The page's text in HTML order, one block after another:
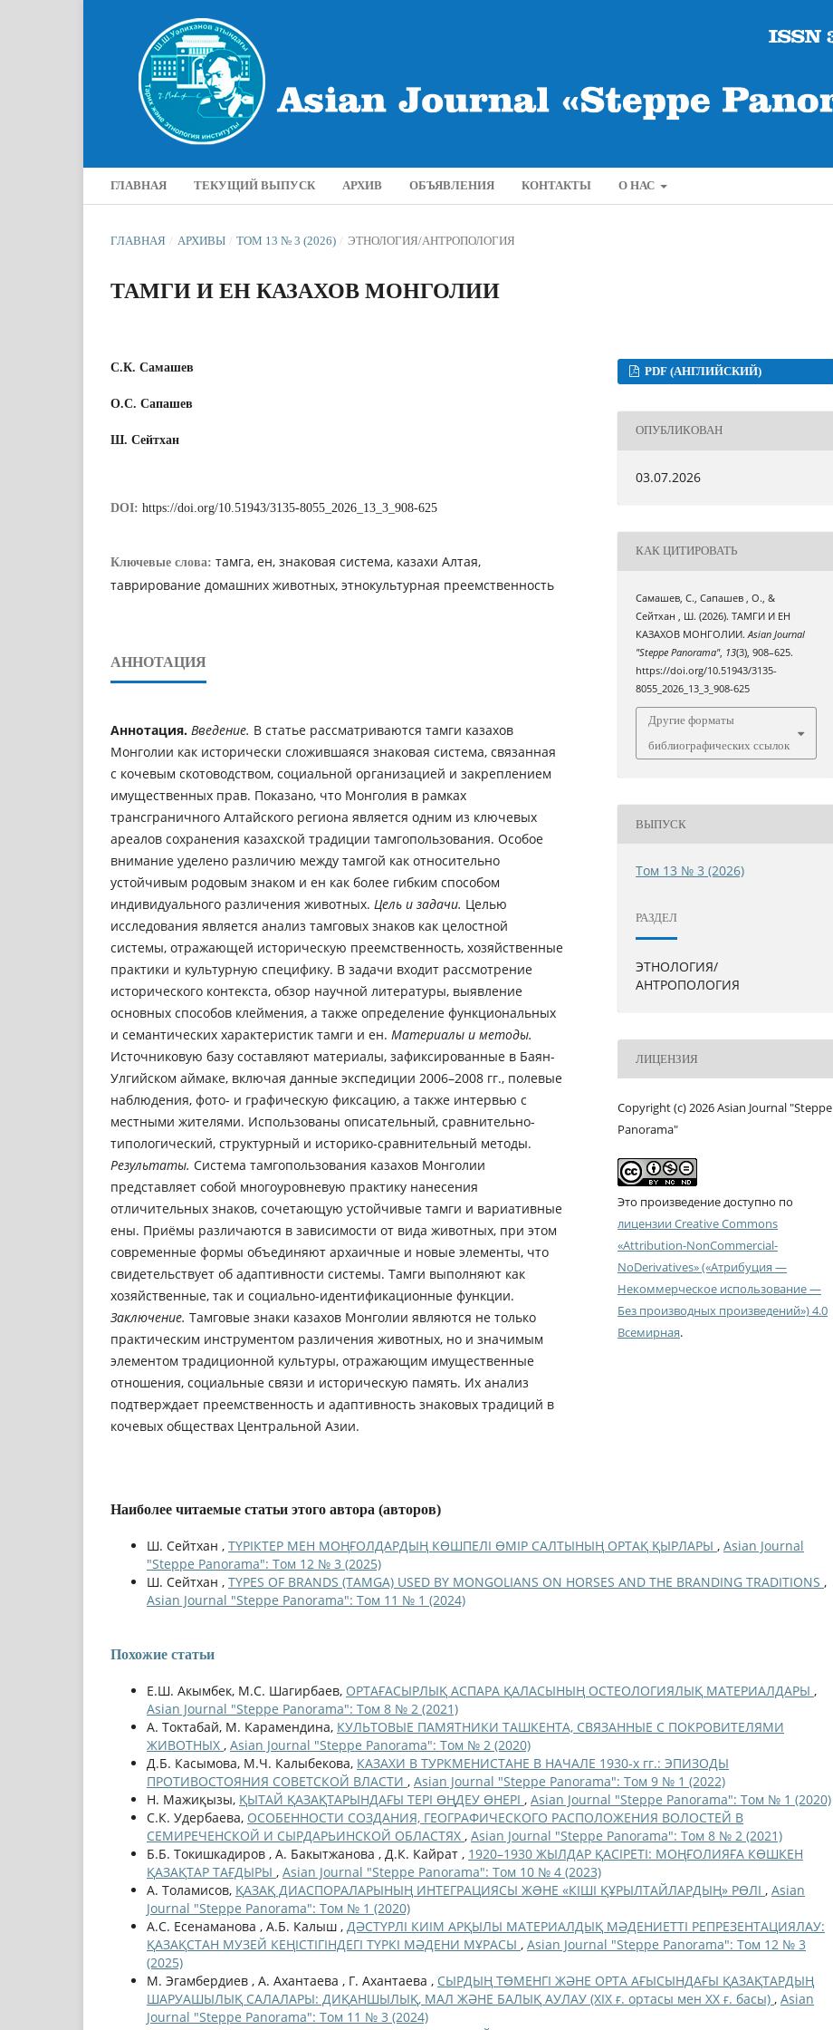
ГЛАВНАЯ ТЕКУЩИЙ ВЫПУСК АРХИВ ОБЪЯВЛЕНИЯ КОНТАКТЫ О НАС
ГЛАВНАЯ / АРХИВЫ / ТОМ 13 № 3 (2026) / ЭТНОЛОГИЯ/АНТРОПОЛОГИЯ
ТАМГИ И ЕН КАЗАХОВ МОНГОЛИИ
С.К. Самашев
О.С. Сапашев
Ш. Сейтхан
DOI: https://doi.org/10.51943/3135-8055_2026_13_3_908-625
Ключевые слова: тамга, ен, знаковая система, казахи Алтая,
таврирование домашних животных, этнокультурная преемственность
АННОТАЦИЯ
Аннотация. Введение. В статье рассматриваются тамги казахов
Монголии как исторически сложившаяся знаковая система, связанная
с кочевым скотоводством, социальной организацией и закреплением
имущественных прав. Показано, что Монголия в рамках
трансграничного Алтайского региона является одним из ключевых
ареалов сохранения казахской традиции тамгопользования. Особое
внимание уделено различию между тамгой как относительно
устойчивым родовым знаком и ен как более гибким способом
индивидуального различения животных. Цель и задачи. Целью
исследования является анализ тамговых знаков как целостной
системы, отражающей историческую преемственность, хозяйственные
практики и культурную специфику. В задачи входит рассмотрение
исторического контекста, обзор научной литературы, выявление
основных способов клеймения, а также определение функциональных
и семантических характеристик тамги и ен. Материалы и методы.
Источниковую базу составляют материалы, зафиксированные в Баян-
Улгийском аймаке, включая данные экспедиции 2006–2008 гг., полевые
наблюдения, фото- и графическую фиксацию, а также интервью с
местными жителями. Использованы описательный, сравнительно-
типологический, структурный и историко-сравнительный методы.
Результаты. Система тамгопользования казахов Монголии
представляет собой многоуровневую практику нанесения
отличительных знаков, сочетающую устойчивые тамги и вариативные
ены. Приёмы различаются в зависимости от вида животных, при этом
современные формы объединяют архаичные и новые элементы, что
свидетельствует об адаптивности системы. Тамги выполняют как
хозяйственные, так и социально-идентификационные функции.
Заключение. Тамговые знаки казахов Монголии являются не только
практическим инструментом различения животных, но и значимым
элементом традиционной культуры, отражающим имущественные
отношения, социальные связи и историческую память. Их анализ
подтверждает преемственность и адаптивность знаковых традиций в
кочевых обществах Центральной Азии.
PDF (АНГЛИЙСКИЙ)
ОПУБЛИКОВАН
03.07.2026
КАК ЦИТИРОВАТЬ
Самашев, С., Сапашев , О., &
Сейтхан , Ш. (2026). ТАМГИ И ЕН
КАЗАХОВ МОНГОЛИИ.Asian Journal
"Steppe Panorama", 13(3), 908–625.
https://doi.org/10.51943/3135-
8055_2026_13_3_908-625
Другие форматы
библиографических ссылок
ВЫПУСК
Том 13 № 3 (2026)
РАЗДЕЛ
ЭТНОЛОГИЯ/
АНТРОПОЛОГИЯ
ЛИЦЕНЗИЯ
Copyright (c) 2026 Asian Journal "Steppe
Panorama"
Это произведение доступно по
лицензии Creative Commons
«Attribution-NonCommercial-
NoDerivatives» («Атрибуция —
Некоммерческое использование —
Без производных произведений») 4.0
Всемирная.
Наиболее читаемые статьи этого автора (авторов)
Ш. Сейтхан , ТҮРІКТЕР МЕН МОҢҒОЛДАРДЫҢ КӨШПЕЛІ ӨМІР САЛТЫНЫҢ ОРТАҚ ҚЫРЛАРЫ , Asian Journal
"Steppe Panorama": Том 12 № 3 (2025)
Ш. Сейтхан , TYPES OF BRANDS (TAMGA) USED BY MONGOLIANS ON HORSES AND THE BRANDING TRADITIONS ,
Asian Journal "Steppe Panorama": Том 11 № 1 (2024)
Похожие статьи
Е.Ш. Акымбек, М.С. Шагирбаев, ОРТАҒАСЫРЛЫҚ АСПАРА ҚАЛАСЫНЫҢ ОСТЕОЛОГИЯЛЫҚ МАТЕРИАЛДАРЫ ,
Asian Journal "Steppe Panorama": Том 8 № 2 (2021)
А. Токтабай, М. Карамендина, КУЛЬТОВЫЕ ПАМЯТНИКИ ТАШКЕНТА, СВЯЗАННЫЕ С ПОКРОВИТЕЛЯМИ
ЖИВОТНЫХ , Asian Journal "Steppe Panorama": Том № 2 (2020)
Д.Б. Касымова, М.Ч. Калыбекова, КАЗАХИ В ТУРКМЕНИСТАНЕ В НАЧАЛЕ 1930-х гг.: ЭПИЗОДЫ
ПРОТИВОСТОЯНИЯ СОВЕТСКОЙ ВЛАСТИ , Asian Journal "Steppe Panorama": Том 9 № 1 (2022)
Н. Мажиқызы, ҚЫТАЙ ҚАЗАҚТАРЫНДАҒЫ ТЕРІ ӨҢДЕУ ӨНЕРІ , Asian Journal "Steppe Panorama": Том № 1 (2020)
С.К. Удербаева, ОСОБЕННОСТИ СОЗДАНИЯ, ГЕОГРАФИЧЕСКОГО РАСПОЛОЖЕНИЯ ВОЛОСТЕЙ В
СЕМИРЕЧЕНСКОЙ И СЫРДАРЬИНСКОЙ ОБЛАСТЯХ , Asian Journal "Steppe Panorama": Том 8 № 2 (2021)
Б.Б. Токишкадиров , А. Бакытжанова , Д.К. Кайрат , 1920–1930 ЖЫЛДАР ҚАСІРЕТІ: МОҢҒОЛИЯҒА КӨШКЕН
ҚАЗАҚТАР ТАҒДЫРЫ , Asian Journal "Steppe Panorama": Том 10 № 4 (2023)
А. Толамисов, ҚАЗАҚ ДИАСПОРАЛАРЫНЫҢ ИНТЕГРАЦИЯСЫ ЖƏНЕ «КІШІ ҚҰРЫЛТАЙЛАРДЫҢ» РӨЛІ , Asian
Journal "Steppe Panorama": Том № 1 (2020)
А.С. Есенаманова , А.Б. Калыш , ДӘСТҮРЛІ КИІМ АРҚЫЛЫ МАТЕРИАЛДЫҚ МӘДЕНИЕТТІ РЕПРЕЗЕНТАЦИЯЛАУ:
ҚАЗАҚСТАН МУЗЕЙ КЕҢІСТІГІНДЕГІ ТҮРКІ МӘДЕНИ МҰРАСЫ , Asian Journal "Steppe Panorama": Том 12 № 3
(2025)
М. Эгамбердиев , А. Ахантаева , Г. Ахантаева , СЫРДЫҢ ТӨМЕНГІ ЖӘНЕ ОРТА АҒЫСЫНДАҒЫ ҚАЗАҚТАРДЫҢ
ШАРУАШЫЛЫҚ САЛАЛАРЫ: ДИҚАНШЫЛЫҚ, МАЛ ЖӘНЕ БАЛЫҚ АУЛАУ (ХIХ ғ. ортасы мен ХХ ғ. басы) , Asian
Journal "Steppe Panorama": Том 11 № 3 (2024)